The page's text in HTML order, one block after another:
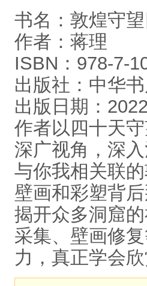
书名：敦煌守
作者：蒋理
ISBN：978-7-
出版社：中华
出版日期：
作者以四十天
深广视角，深
与你我相关联
壁画和彩塑背
揭开众多洞窟
采集、壁画修
力，真正学会